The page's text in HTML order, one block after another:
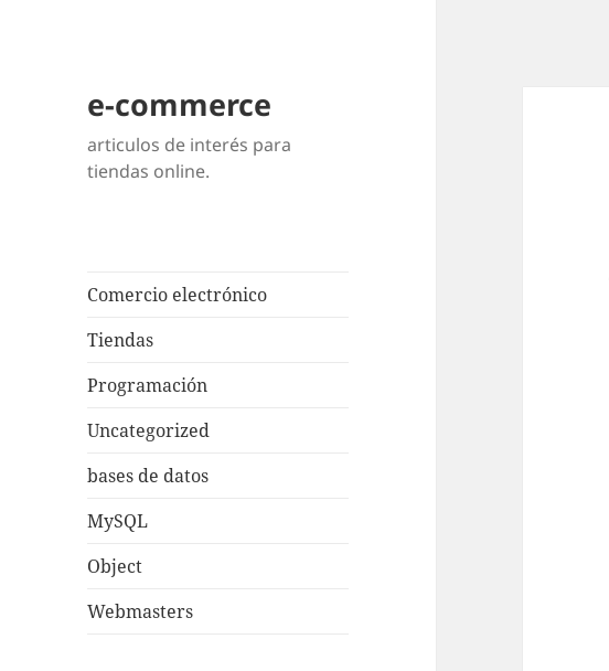
e-commerce
articulos de interés para
tiendas online.
Comercio electrónico
Tiendas
Programación
Uncategorized
bases de datos
MySQL
Object
Webmasters